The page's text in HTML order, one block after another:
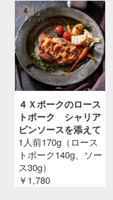
４Ｘポークのロース
トポーク シャリア
ピンソースを添えて
1人前170g（ロース
トポーク140g、ソー
ス30g）
￥1,780